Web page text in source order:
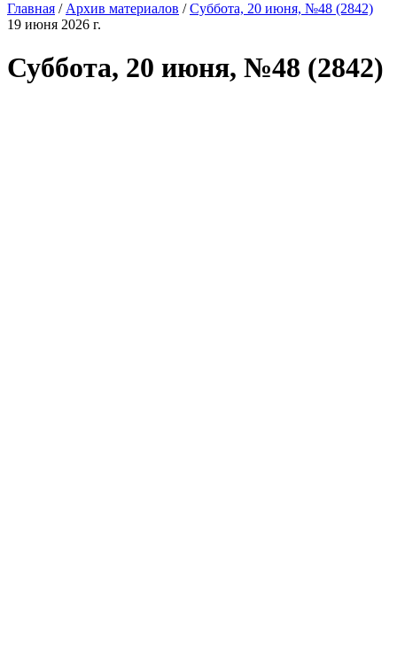
Главная / Архив материалов /Суббота, 20 июня, №48 (2842)
19 июня 2026 г.
Суббота, 20 июня, №48 (2842)